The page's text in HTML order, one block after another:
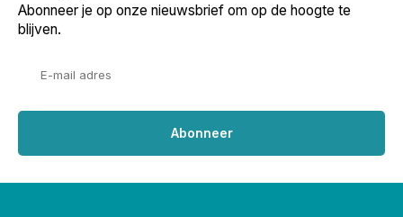
Abonneer je op onze nieuwsbrief om op de hoogte te
blijven.
Abonneer